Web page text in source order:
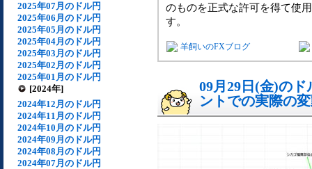
2025年07月のドル円
2025年06月のドル円
2025年05月のドル円
2025年04月のドル円
2025年03月のドル円
2025年02月のドル円
2025年01月のドル円
[2024年]
2024年12月のドル円
2024年11月のドル円
2024年10月のドル円
2024年09月のドル円
2024年08月のドル円
2024年07月のドル円
のものを正式な許可を得て使
す。
羊飼いのFXブログ
09月29日(金)の
ントでの実際の